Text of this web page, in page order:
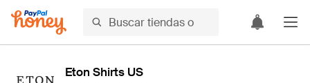
Eton Shirts US